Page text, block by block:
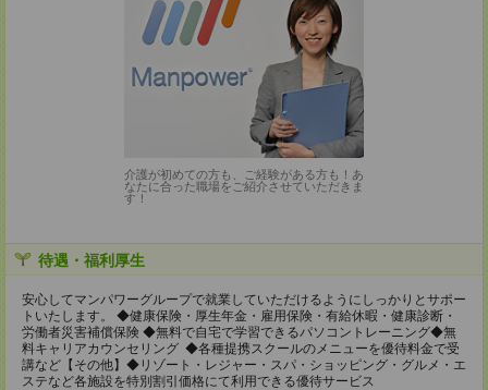
介護が初めての方も、ご経験がある方も！あ
なたに合った職場をご紹介させていただきま
す！
待遇・福利厚生
安心してマンパワーグループで就業していただけるようにしっかりとサポー
トいたします。 ◆健康保険・厚生年金・雇用保険・有給休暇・健康診断・
労働者災害補償保険 ◆無料で自宅で学習できるパソコントレーニング◆無
料キャリアカウンセリング ◆各種提携スクールのメニューを優待料金で受
講など【その他】◆リゾート・レジャー・スパ・ショッピング・グルメ・エ
ステなど各施設を特別割引価格にて利用できる優待サービス